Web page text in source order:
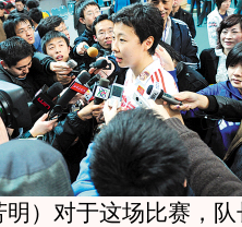
）对于这场比赛，队